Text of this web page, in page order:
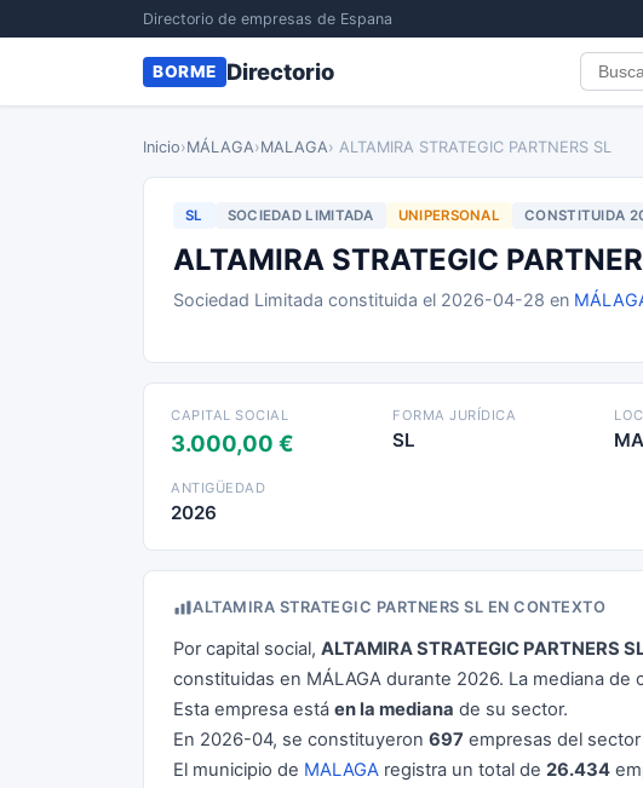
Directorio de empresas de Espana
BORME Directorio
Inicio›MÁLAGA›MALAGA› ALTAMIRA STRATEGIC PARTNERS SL
SL SOCIEDAD LIMITADA UNIPERSONAL CONSTITUIDA
ALTAMIRA STRATEGIC
Sociedad Limitada constituida el 2026-04-28 en
CAPITAL SOCIAL
3.000,00 €
FORMA JURÍDICA
SL
ANTIGÜEDAD
2026
ALTAMIRA STRATEGIC PARTNERS SL EN CONTEXTO
Por capital social, ALTAMIRA STRATEGIC PARTNERS
constituidas en MÁLAGA durante 2026. La mediana de
Esta empresa está en la mediana de su sector.
En 2026-04, se constituyeron 697 empresas del sector
El municipio de MALAGA registra un total de 26.434